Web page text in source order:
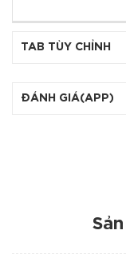
TAB TÙY CHỈNH
ĐÁNH GIÁ(APP)